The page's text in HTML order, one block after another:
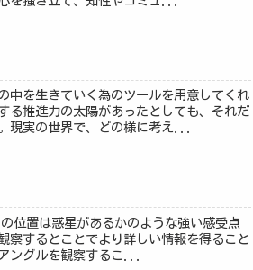
中を生きていく為のツールを用意してくれ
る推進力の太陽があったとしても、それだ
現実の世界で、どの様に考え...
の位置は惑星があるかのような強い感受点
察するとことでより詳しい情報を得ること
ングルを観察するこ...